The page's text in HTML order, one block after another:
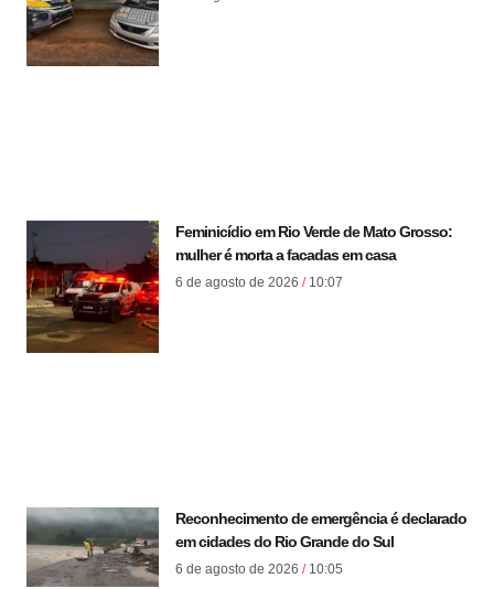
Feminicídio em Rio Verde de Mato Grosso:
mulher é morta a facadas em casa
6 de agosto de 2026 10:07
Reconhecimento de emergência é declarado
em cidades do Rio Grande do Sul
6 de agosto de 2026 10:05